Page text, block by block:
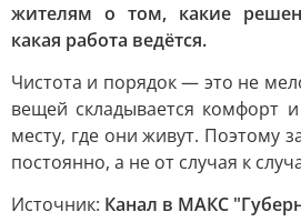
жителям о том, какие
какая работа ведётся.
Чистота и порядок — это не
вещей складывается комфорт
месту, где они живут. Поэтому
постоянно, а не от случая к
Источник: Канал в МАКС